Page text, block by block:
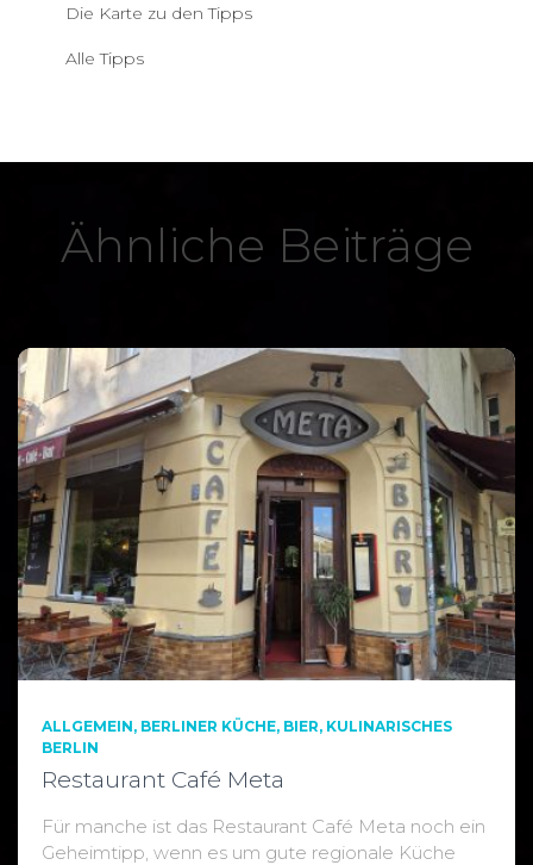
Die Karte zu den Tipps
Alle Tipps
Ähnliche Beiträge
ALLGEMEIN BERLINER KÜCHE BIER KULINARISCHES
BERLIN
Restaurant Café Meta
Für manche ist das Restaurant Café Meta noch ein
Geheimtipp, wenn es um gute regionale Küche